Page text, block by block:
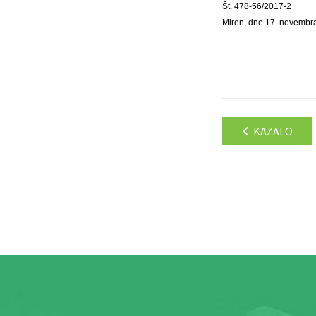
Št. 478-56/2017-2
Miren, dne 17.
KAZALO